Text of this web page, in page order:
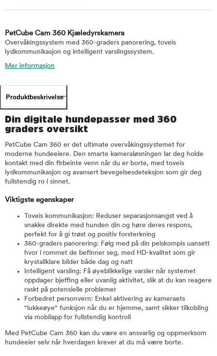
PetCube Cam 360 Kjæledyrskamera
Overvåkingssystem med 360-graders panorering, toveis
lydkommunikasjon og intelligent varslingssystem.
Mer informasjon
Produktbeskrivelse
Din digitale hundepasser med 360
graders oversikt
PetCube Cam 360 er det ultimate overvåkingssystemet for
moderne hundeeiere. Den smarte kameraløsningen lar deg holde
kontakt med din firbeinte venn når du er borte, med toveis
lydkommunikasjon og avansert bevegelsesdeteksjon som gir deg
fullstendig ro i sinnet.
Viktigste egenskaper
Toveis kommunikasjon: Reduser separasjonsangst ved å
snakke direkte med hunden din og høre deres respons,
perfekt for å gi trøst og positiv forsterkning
360-graders panorering: Følg med på din pelskompis uansett
hvor i rommet de befinner seg, med HD-kvalitet som gir
krystallklare bilder både dag og natt
Intelligent varsling: Få øyeblikkelige varsler når systemet
oppdager bjeffing eller uvanlig aktivitet, slik at du kan reagere
raskt på potensielle problemer
Forbedret personvern: Enkel aktivering av kameraets
"lukkeøye" funksjon når du er hjemme, samt sikker tilkobling
via mobilapp for fullstendig kontroll
Med PetCube Cam 360 kan du være en ansvarlig og oppmerksom
hundeeier selv når hverdagen krever at du må være borte.